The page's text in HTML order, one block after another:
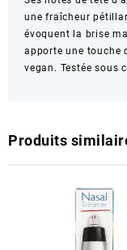
une fraîcheur
évoquent la brise
apporte une touche
vegan. Testée sous
Produits